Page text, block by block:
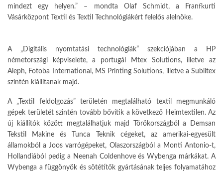
mindezt egy helyen.” – mondta Olaf Schmidt, a Franfkurti
Vásárközpont Textil és Tex­til Technológiákért felelős alelnöke.
A „Digitális nyomtatási technológiák” szekciójában a HP
németországi kép­viselete, a portugál Mtex Solutions, illetve az
Aleph, Fotoba Internatio­nal, MS Printing Solutions, illetve a Sublitex
szintén kiállítanak majd.
A „Textil feldolgozás” területén meg­található textil megmunkáló
gépek területét szintén tovább bővítik a kö­vetkező Heimtextilen. Az
új kiállítók között megtalálhatjuk majd Törökor­szágból a Demsan
Tekstil Makine és Tunca Teknik cégeket, az amerikai-egyesült
államokból a Joos varrógé­peket, Olaszországból a Monti Anto­nio-t,
Hollandiából pedig a Neenah Coldenhove és Wybenga márkákat. A
Wybenga a függönyök és sötétítők gyártásának teljes folyamatához